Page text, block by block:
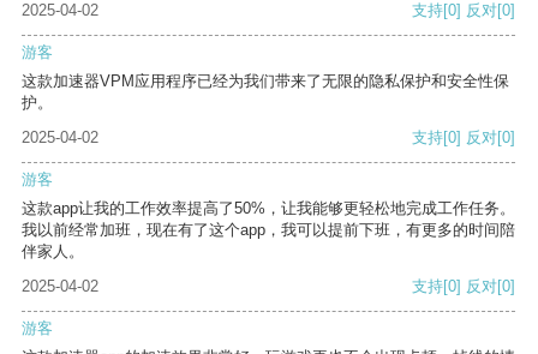
2025-04-02 支持[0] 反对[0]
游客
这款加速器VPM应用程序已经为我们带来了无限的隐私保护和安全性保
护。
2025-04-02
支持[0] 反对[0]
游客
这款app让我的工作效率提高了50%，让我能够更轻松地完成工作任务。
我以前经常加班，现在有了这个app，我可以提前下班，有更多的时间陪
伴家人。
2025-04-02
支持[0] 反对[0]
游客